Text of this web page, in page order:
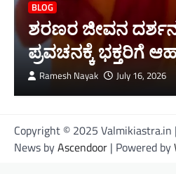
BLOG
ಶರಣರ ಜೀವನ ದರ್ಶನ
ಪ್ರವಚನಕ್ಕೆ ಭಕ್ತರಿಗೆ
Ramesh Nayak July 16, 2026
Copyright © 2025
News byAscendoor | Powered by